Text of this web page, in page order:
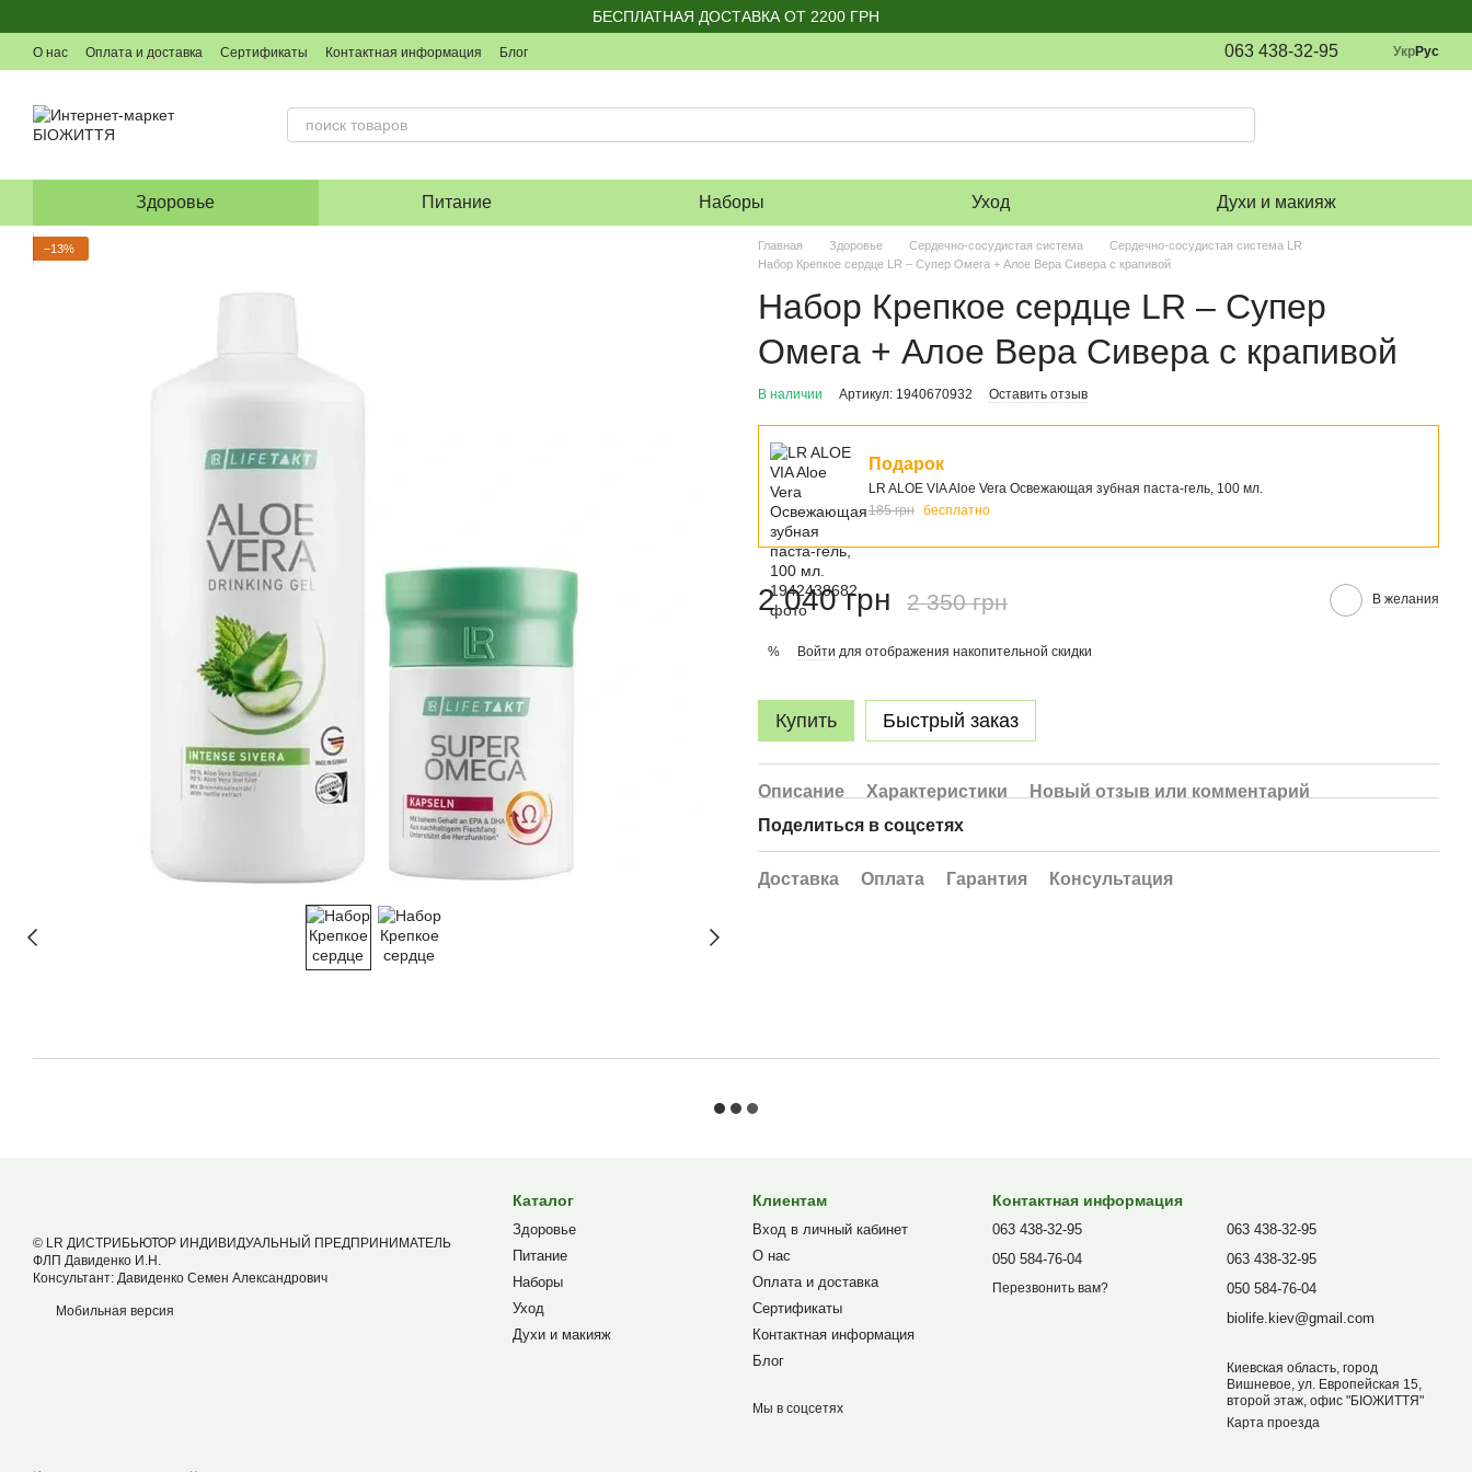
БЕСПЛАТНАЯ ДОСТАВКА ОТ 2200 ГРН
О нас Оплата и доставка Сертификаты Контактная информация Блог 063 438-32-95 УкрРус
Здоровье Питание Наборы Уход Духи и макияж
−13% Главная Здоровье Сердечно-сосудистая система
Сердечно-сосудистая система LR
Набор Крепкое сердце LR – Супер Омега + Алое Вера Сивера с крапивой
Набор Крепкое сердце LR – Супер
Омега + Алое Вера Сивера с крапивой
В наличии Артикул: 1940670932 Оставить отзыв
Подарок
LR ALOE VIA Aloe Vera Освежающая зубная паста-гель, 100 мл.
185 грн бесплатно
2 040 грн 2 350 грн В желания
% Войти для отображения накопительной скидки
Купить Быстрый заказ
Описание Характеристики
Новый отзыв или комментарий
Поделиться в соцсетях
Доставка Оплата Гарантия Консультация
© LR ДИСТРИБЬЮТОР ИНДИВИДУАЛЬНЫЙ ПРЕДПРИНИМАТЕЛЬ
ФЛП Давиденко И.Н.
Консультант: Давиденко Семен Александрович
Мобильная версия
Каталог
Здоровье
Питание
Наборы
Уход
Духи и макияж
Клиентам
Вход в личный кабинет
О нас
Оплата и доставка
Сертификаты
Контактная информация
Блог
Мы в соцсетях
Контактная информация
063 438-32-95
050 584-76-04
Перезвонить вам?
063 438-32-95
063 438-32-95
050 584-76-04
biolife.kiev@gmail.com
Киевская область, город
Вишневое, ул. Европейская 15,
второй этаж, офис "БІОЖИТТЯ"
Карта проезда